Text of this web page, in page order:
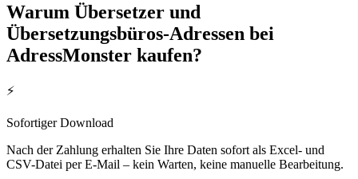
Warum Übersetzer und
Übersetzungsbüros-Adressen bei
AdressMonster kaufen?
⚡
Sofortiger Download
Nach der Zahlung erhalten Sie Ihre Daten sofort als Excel- und
CSV-Datei per E-Mail – kein Warten, keine manuelle Bearbeitung.